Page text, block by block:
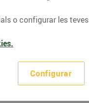
o configurar les
Configurar